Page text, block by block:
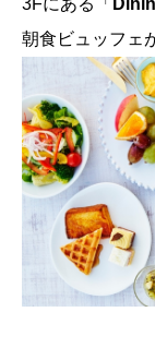
朝食ビュッフェ